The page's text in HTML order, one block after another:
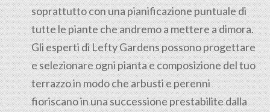
soprattutto con una pianificazione puntuale di
tutte le piante che andremo a mettere a dimora.
Gli esperti di Lefty Gardens possono progettare
e selezionare ogni pianta e composizione del tuo
terrazzo in modo che arbusti e perenni
fioriscano in una successione prestabilite dalla